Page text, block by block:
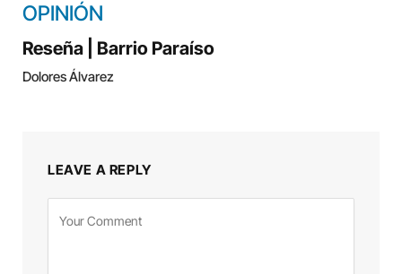
OPINIÓN
Reseña | Barrio Paraíso
Dolores Álvarez
LEAVE A REPLY